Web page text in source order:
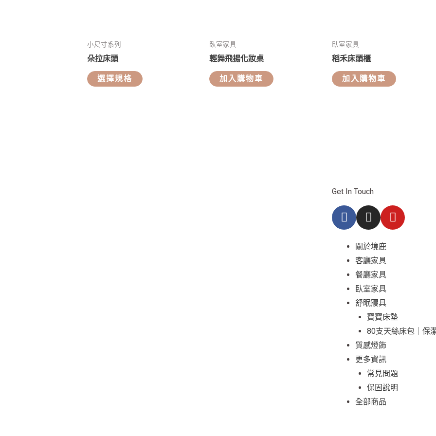
小尺寸系列
朵拉床頭
選擇規格
臥室家具
輕舞飛揚化妝桌
加入購物車
臥室家具
稻禾床頭櫃
加入購物車
Get In Touch
F
a
e
b
o
I
n
t
a
g
r
a
m
Y
o
Menu
關於境鹿
客廳家具
餐廳家具
臥室家具
舒眠寢具
寶寶床墊
80支天絲床包｜保
質感燈飾
更多資訊
常見問題
保固說明
全部商品